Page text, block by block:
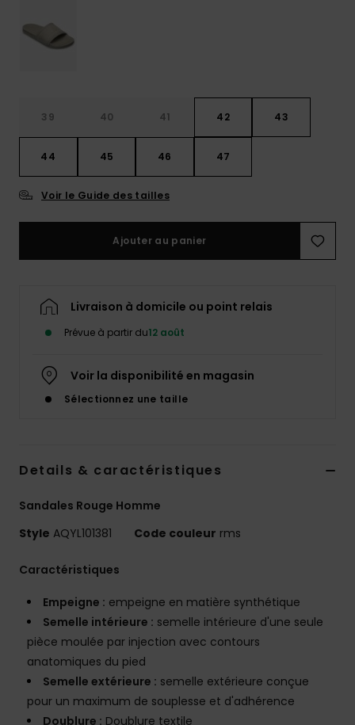
39 40 41 42 43
44 45 46 47
Voir le Guide des tailles
Ajouter au panier
Livraison à domicile ou point relais
Prévue à partir du12 août
Voir la disponibilité en magasin
Sélectionnez une taille
Details & caractéristiques
Sandales Rouge Homme
Style AQYL101381 Code couleur rms
Caractéristiques
Empeigne : empeigne en matière synthétique
Semelle intérieure : semelle intérieure d'une seule
pièce moulée par injection avec contours
anatomiques du pied
Semelle extérieure : semelle extérieure conçue
pour un maximum de souplesse et d'adhérence
Doublure : Doublure textile